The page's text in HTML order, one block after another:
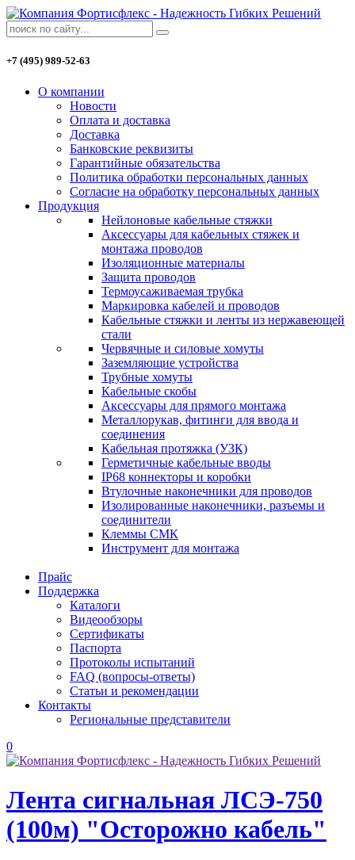
+7 (495) 989-52-63
О компании
Новости
Оплата и доставка
Доставка
Банковские реквизиты
Гарантийные обязательства
Политика обработки персональных данных
Согласие на обработку персональных данных
Продукция
Нейлоновые кабельные стяжки
Аксессуары для кабельных стяжек и
монтажа проводов
Изоляционные материалы
Защита проводов
Термоусаживаемая трубка
Маркировка кабелей и проводов
Кабельные стяжки и ленты из нержавеющей
стали
Червячные и силовые хомуты
Заземляющие устройства
Трубные хомуты
Кабельные скобы
Аксессуары для прямого монтажа
Металлорукав, фитинги для ввода и
соединения
Кабельная протяжка (УЗК)
Герметичные кабельные вводы
IP68 коннекторы и коробки
Втулочные наконечники для проводов
Изолированные наконечники, разъемы и
соединители
Клеммы СМК
Инструмент для монтажа
Прайс
Поддержка
Каталоги
Видеообзоры
Сертификаты
Паспорта
Протоколы испытаний
FAQ (вопросы-ответы)
Статьи и рекомендации
Контакты
Региональные представители
0
Лента сигнальная ЛСЭ-750
(100м) "Осторожно кабель"